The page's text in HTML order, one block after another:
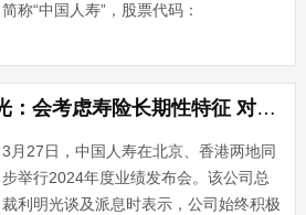
简称“中国人寿”，股票代码：
2024年度业绩发布会。践行保险为民的
初心使命，聚焦主责主业，着力做好“五
篇大文章”，深入推···...
中国人寿总裁利明光：会考虑寿险长期性特征 对派息水平做一定平滑处理
3月27日，中国人寿在北京、香港两地同
步举行2024年度业绩发布会。该公司总
裁利明光谈及派息时表示，公司始终积极